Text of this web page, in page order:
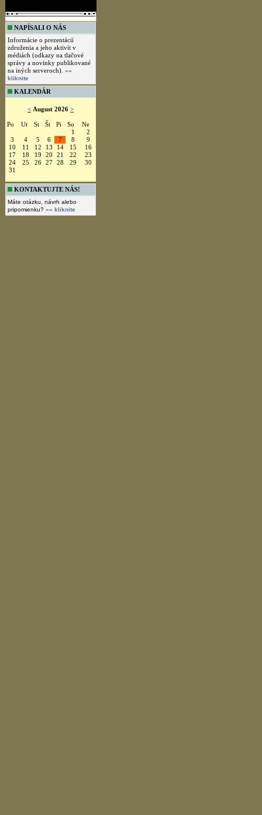
NAPÍSALI O NÁS
Informácie o prezentácií
združenia a jeho aktivít v
médiách (odkazy na tlačové
správy a novinky publikované
na iných serveroch). »»
kliknite
KALENDÁR
< August 2026 >
Po Ut St Št Pi So
Ne
1
2
3
4 5 6 7 8
9
10
11 12 13 14 15
16
17
18 19 20 21 22
23
24
25 26 27 28 29
30
31
KONTAKTUJTE NÁS!
Máte otázku, návrh alebo
pripomienku? »» kliknite